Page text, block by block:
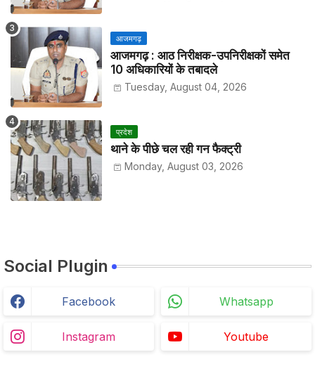
आजमगढ़
आजमगढ़ : आठ निरीक्षक-उपनिरीक्षकों समेत
10 अधिकारियों के तबादले
Tuesday, August 04, 2026
प्रदेश
थाने के पीछे चल रही गन फैक्ट्री
Monday, August 03, 2026
Social Plugin
Facebook Whatsapp
Instagram Youtube